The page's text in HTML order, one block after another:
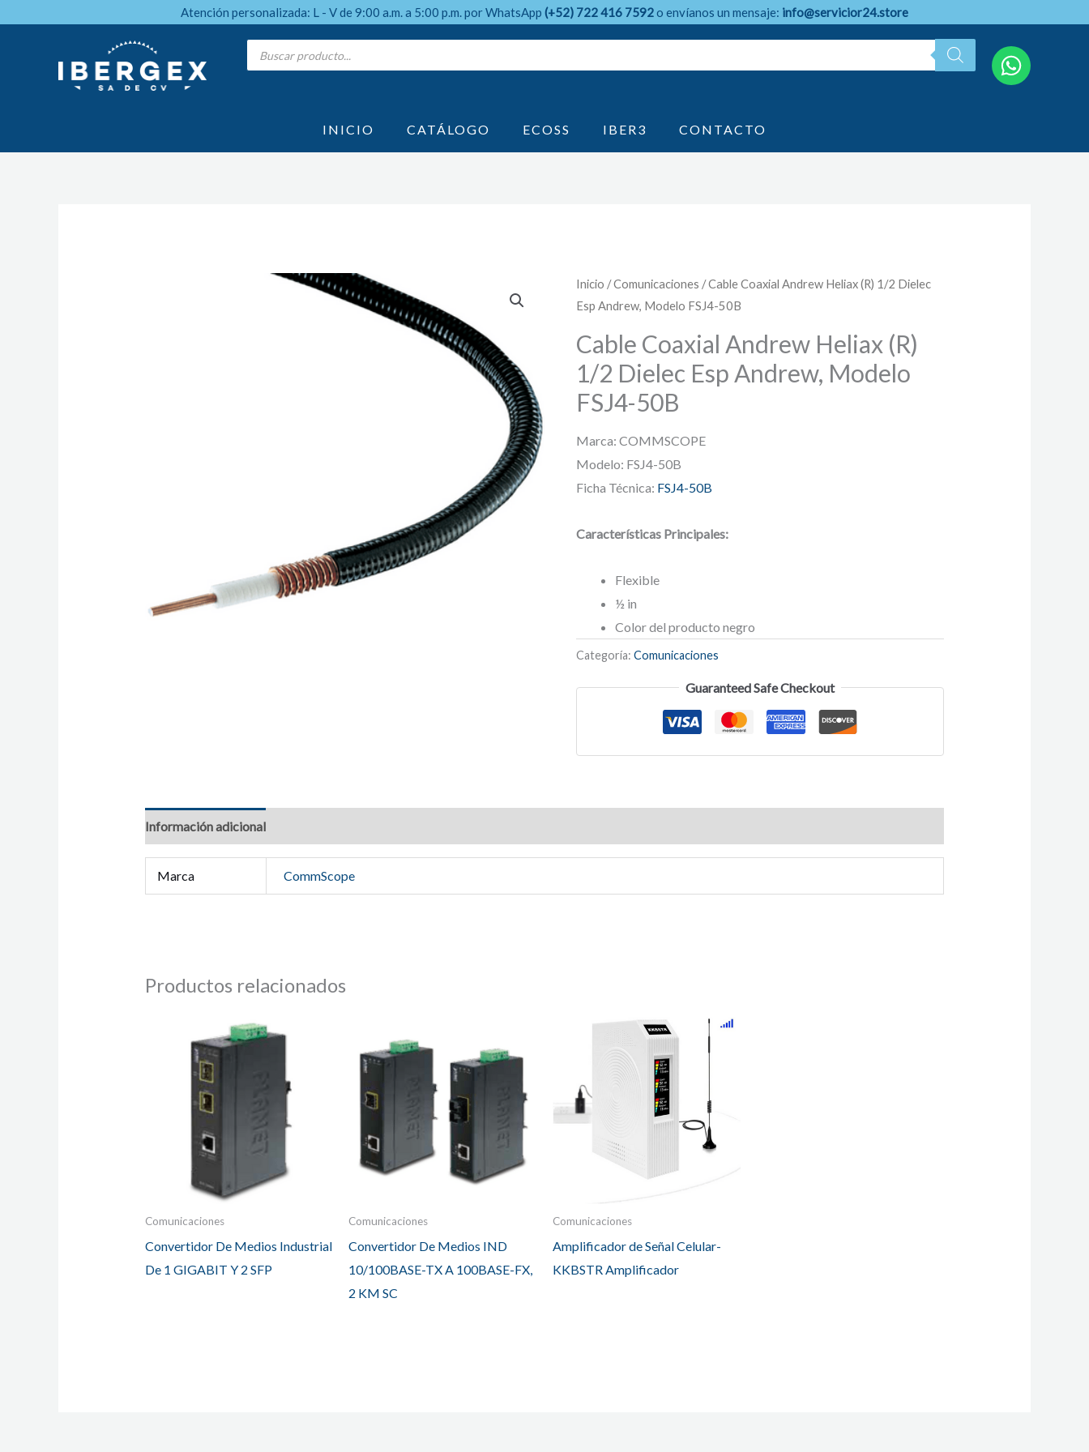
Atención personalizada: L - V de 9:00 a.m. a 5:00 p.m. por WhatsApp (+52) 722 416 7592o envíanos un mensaje: info@servicior24.store
Products
search
INICIO CATÁLOGO ECOSS IBER3 CONTACTO
Inicio /Comunicaciones / Cable Coaxial Andrew Heliax (R) 1/2 Dielec
Esp Andrew, Modelo FSJ4-50B
Cable Coaxial Andrew Heliax (R)
1/2 Dielec Esp Andrew, Modelo
FSJ4-50B
Marca: COMMSCOPE
Modelo: FSJ4-50B
Ficha Técnica: FSJ4-50B
Características Principales:
Flexible
½ in
Color del producto negro
Categoría:Comunicaciones
Guaranteed Safe Checkout
Información adicional
Marca CommScope
Productos relacionados
Comunicaciones
Convertidor De Medios Industrial
De 1 GIGABIT Y 2 SFP
Comunicaciones
Convertidor De Medios IND
10/100BASE-TX A 100BASE-FX,
2 KM SC
Comunicaciones
Amplificador de Señal Celular-
KKBSTR Amplificador